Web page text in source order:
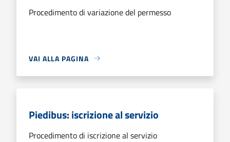
Procedimento di variazione del permesso
VAI ALLA PAGINA
Piedibus: iscrizione al servizio
Procedimento di iscrizione al servizio